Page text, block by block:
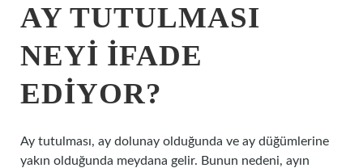
AY TUTULMASI
NEYI IFADE
EDIYOR?
Ay tutulması, ay dolunay olduğunda ve ay düğümlerine
yakın olduğunda meydana gelir. Bunun nedeni, ayın